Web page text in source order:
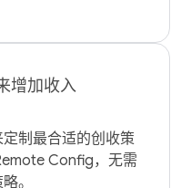
增加收入
制最合适的创收策
Config，无需